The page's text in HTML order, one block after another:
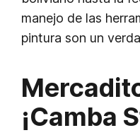
manejo de las
pintura son un
¡Camba